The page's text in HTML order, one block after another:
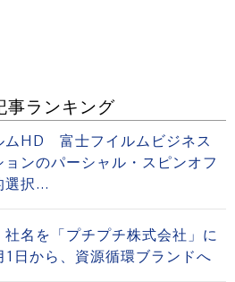
事ランキング
ムHD 富士フイルムビジネス
ョンのパーシャル・スピンオフ
選択...
名を「プチプチ株式会社」に
日から、資源循環ブランドへ